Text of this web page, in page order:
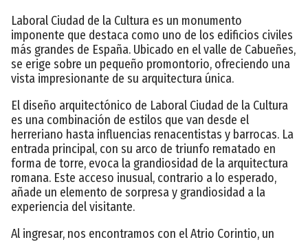
Laboral Ciudad de la Cultura es un monumento
imponente que destaca como uno de los edificios civiles
más grandes de España. Ubicado en el valle de Cabueñes,
se erige sobre un pequeño promontorio, ofreciendo una
vista impresionante de su arquitectura única.
El diseño arquitectónico de Laboral Ciudad de la Cultura
es una combinación de estilos que van desde el
herreriano hasta influencias renacentistas y barrocas. La
entrada principal, con su arco de triunfo rematado en
forma de torre, evoca la grandiosidad de la arquitectura
romana. Este acceso inusual, contrario a lo esperado,
añade un elemento de sorpresa y grandiosidad a la
experiencia del visitante.
Al ingresar, nos encontramos con el Atrio Corintio, un